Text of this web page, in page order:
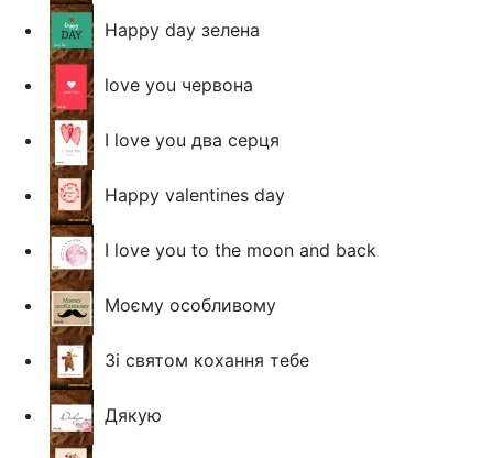
Happy day зелена
love you червона
I love you два серця
Happy valentines day
I love you to the moon and back
Моєму особливому
Зі святом кохання тебе
Дякую